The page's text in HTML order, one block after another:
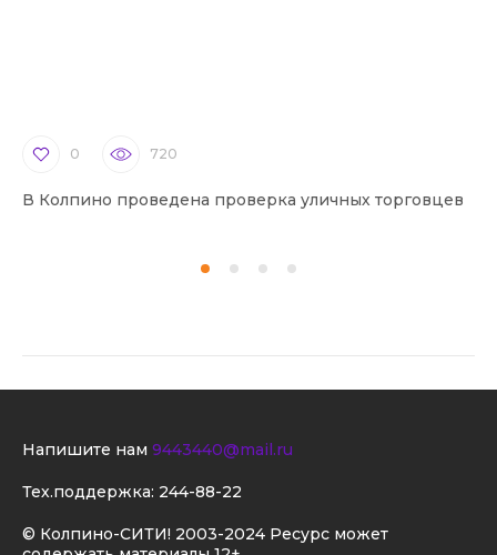
0 720
В Колпино проведена проверка уличных торговцев
© Колпино-СИТИ! 2003-2024 Ресурс может
Напишите нам 9443440@mail.ru
Тех.поддержка: 244-88-22